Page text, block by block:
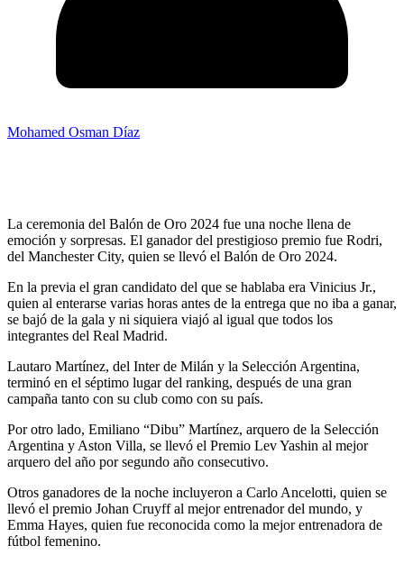
Mohamed Osman Díaz
La ceremonia del Balón de Oro 2024 fue una noche llena de
emoción y sorpresas. El ganador del prestigioso premio fue Rodri,
del Manchester City, quien se llevó el Balón de Oro 2024.
En la previa el gran candidato del que se hablaba era Vinicius Jr.,
quien al enterarse varias horas antes de la entrega que no iba a ganar,
se bajó de la gala y ni siquiera viajó al igual que todos los
integrantes del Real Madrid.
Lautaro Martínez, del Inter de Milán y la Selección Argentina,
terminó en el séptimo lugar del ranking, después de una gran
campaña tanto con su club como con su país.
Por otro lado, Emiliano “Dibu” Martínez, arquero de la Selección
Argentina y Aston Villa, se llevó el Premio Lev Yashin al mejor
arquero del año por segundo año consecutivo.
Otros ganadores de la noche incluyeron a Carlo Ancelotti, quien se
llevó el premio Johan Cruyff al mejor entrenador del mundo, y
Emma Hayes, quien fue reconocida como la mejor entrenadora de
fútbol femenino.